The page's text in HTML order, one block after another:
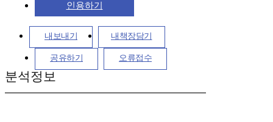
인용하기
내보내기 내책장담기
공유하기 오류접수
분석정보